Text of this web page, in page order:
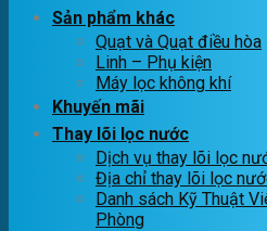
Sản phẩm khác
Quạt và Quạt điều hòa
Linh – Phụ kiện
Máy lọc không khí
Khuyến mãi
Thay lõi lọc nước
Dịch vụ thay lõi lọc
Địa chỉ thay lõi lọc
Danh sách Kỹ Thuật
Phòng